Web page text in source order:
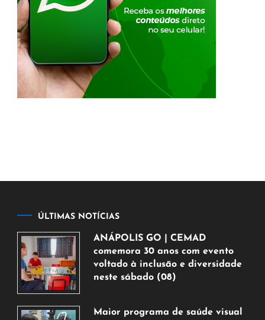
ÚLTIMAS NOTÍCIAS
ANÁPOLIS GO | CEMAD
comemora 30 anos com evento
voltado à inclusão e diversidade
neste sábado (08)
de
Maior programa de saúde visual